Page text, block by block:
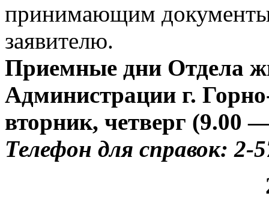
принимающим
заявителю.
Приемные дни Отдела
Администрации г.
вторник, четверг (9.00
Телефон для справок: 2-